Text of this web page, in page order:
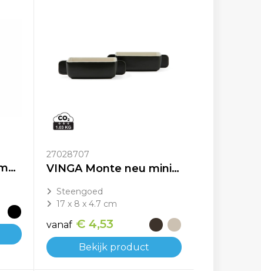
Sagaform Doris geëmailleerde kom
27028707
VINGA Monte neu mini ovenschaaltjes, set van 2 stuks
Steengoed
17 x 8 x 4.7 cm
vanaf € 4,53
Bekijk product